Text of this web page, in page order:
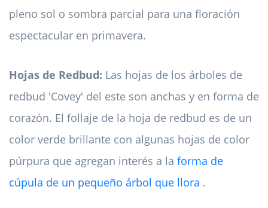
pleno sol o sombra parcial para una floración
espectacular en primavera.
Hojas de Redbud: Las hojas de los árboles de
redbud 'Covey' del este son anchas y en forma de
corazón. El follaje de la hoja de redbud es de un
color verde brillante con algunas hojas de color
púrpura que agregan interés a la forma de
cúpula de un pequeño árbol que llora .